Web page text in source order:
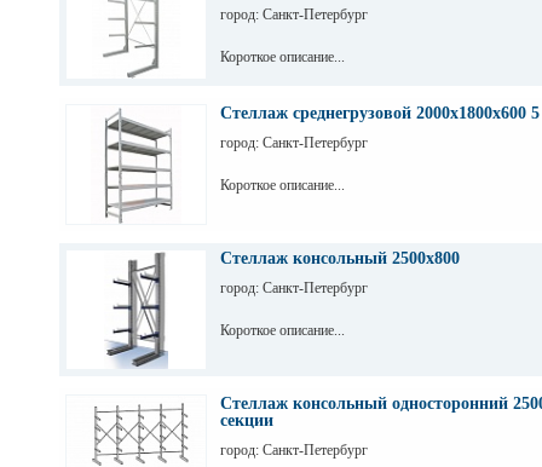
город: Санкт-Петербург
Короткое описание...
Стеллаж среднегрузовой 2000х1800х600
город: Санкт-Петербург
Короткое описание...
Стеллаж консольный 2500х800
город: Санкт-Петербург
Короткое описание...
Стеллаж консольный односторонний
секции
город: Санкт-Петербург